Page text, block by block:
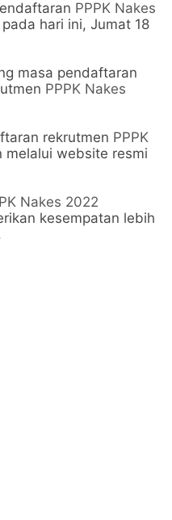
PPPK Nakes
hari ini, Jumat 18
masa pendaftaran
PPPK Nakes
rekrutmen PPPK
melalui website resmi
Nakes 2022
kesempatan lebih